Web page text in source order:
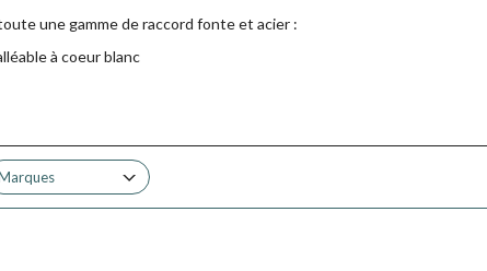
une gamme de raccord fonte et acier :
à coeur blanc
acier selon la norme NFA 49145
selon la norme EN 10253-1.
ferreux contenant à l´état brut plus de 2% de carbone (C), du silicium
blanc" :